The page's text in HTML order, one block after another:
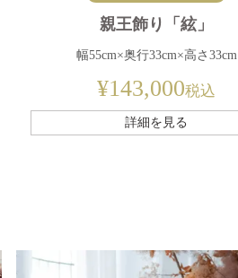
親王飾り「絃」
幅55cm×奥行33cm×高さ33cm
¥143,000税込
詳細を見る